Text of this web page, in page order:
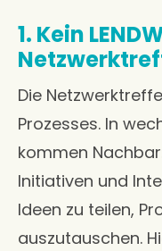
1. Kein
Die
Prozesses. In
kommen
Initiativen und
Ideen zu teilen,
auszutauschen.